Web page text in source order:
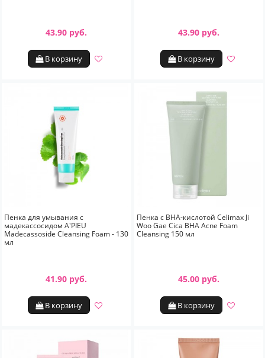
43.90 руб.
В корзину
43.90 руб.
В корзину
Пенка для умывания с
мадекассосидом A'PIEU
Madecassoside Cleansing Foam - 130
мл
41.90 руб.
В корзину
Пенка с BHA-кислотой Celimax Ji
Woo Gae Cica BHA Acne Foam
Cleansing 150 мл
45.00 руб.
В корзину